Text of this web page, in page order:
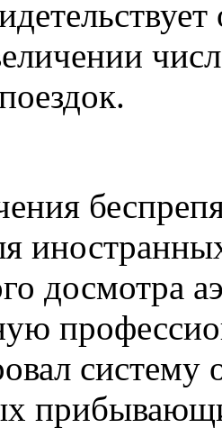
досмотра
систему